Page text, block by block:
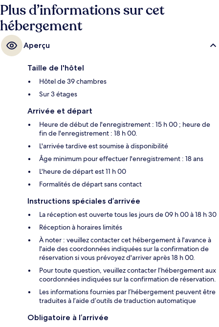
Plus d’informations sur cet
hébergement
Aperçu
Taille de l'hôtel
Hôtel de 39 chambres
Sur 3 étages
Arrivée et départ
Heure de début de l'enregistrement : 15 h 00 ; heure de
fin de l'enregistrement : 18 h 00.
L'arrivée tardive est soumise à disponibilité
Âge minimum pour effectuer l'enregistrement : 18 ans
L'heure de départ est 11 h 00
Formalités de départ sans contact
Instructions spéciales d’arrivée
La réception est ouverte tous les jours de 09 h 00 à 18 h 30
Réception à horaires limités
À noter : veuillez contacter cet hébergement à l'avance à
l'aide des coordonnées indiquées sur la confirmation de
réservation si vous prévoyez d'arriver après 18 h 00.
Pour toute question, veuillez contacter l’hébergement aux
coordonnées indiquées sur la confirmation de réservation.
Les informations fournies par l’hébergement peuvent être
traduites à l’aide d’outils de traduction automatique
Obligatoire à l’arrivée